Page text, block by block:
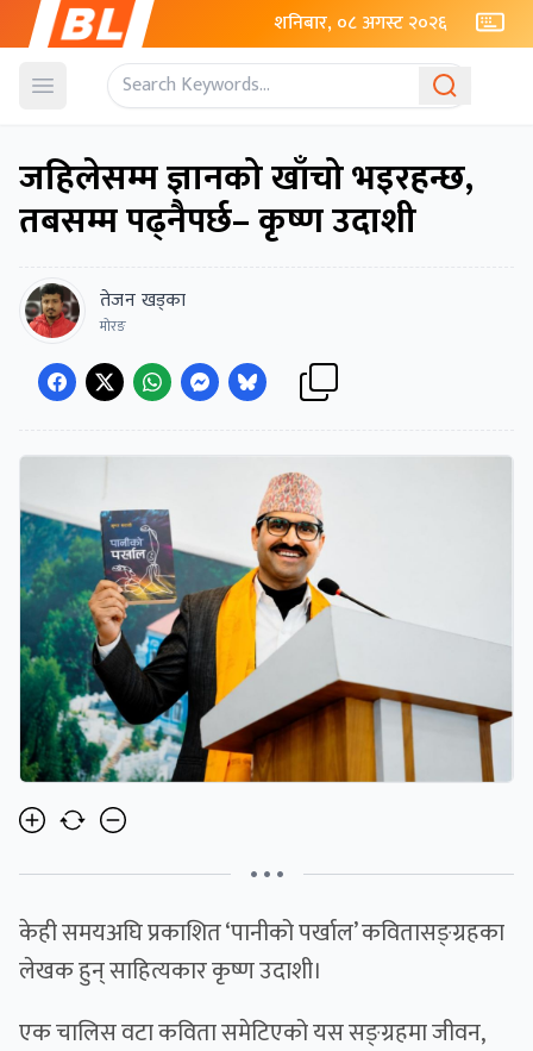
शनिबार, ०८ अगस्ट २०२६
Open menu
जहिलेसम्म ज्ञानको खाँचो भइरहन्छ,
तबसम्म पढ्नैपर्छ– कृष्ण उदाशी
तेजन खड्का
माेरङ
• • •
केही समयअघि प्रकाशित ‘पानीको पर्खाल’ कवितासङ्ग्रहका
लेखक हुन् साहित्यकार कृष्ण उदाशी।
एक चालिस वटा कविता समेटिएको यस सङ्ग्रहमा जीवन,